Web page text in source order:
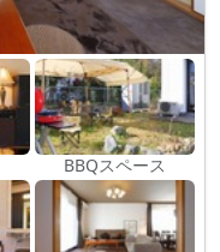
BBQスペース